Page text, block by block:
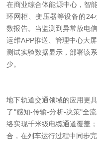
在商业综合体能源中心 ，智
环网柜、变压器等设备的24
数报告。当监测到异常放电
运维APP推送、管理中心大
测试实验数据显示，部署该
少。
地下轨道交通领域的应用更
了"感知-传输-分析-决策"全
络实现千米级电缆通道覆盖
合，在列车运行过程中同步